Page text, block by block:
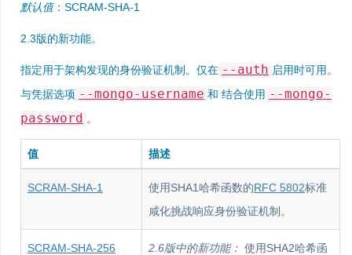
默认值：SCRAM-SHA-1
2.3版的新功能。
指定用于架构发现的身份验证机制。仅在 --auth 启用时可用。
与凭据选项 --mongo-username 和 结合使用 --mongo-
password 。
值 描述
SCRAM-SHA-1 使用SHA1哈希函数的RFC 5802标准
咸化挑战响应身份验证机制。
SCRAM-SHA-256 2.6版中的新功能： 使用SHA2哈希函